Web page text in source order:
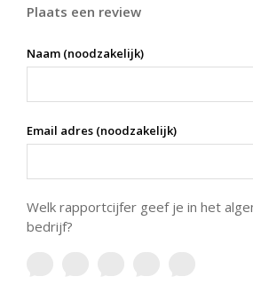
Plaats een review
Naam (noodzakelijk)
Email adres (noodzakelijk)
Welk rapportcijfer geef je in het
bedrijf?